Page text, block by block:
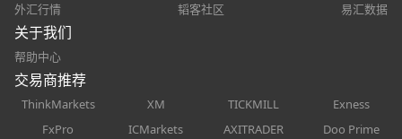
外汇行情 韬客社区 易汇数据
关于我们
帮助中心
交易商推荐
ThinkMarkets XM TICKMILL
Exness
FxPro
ICMarkets AXITRADER
Doo Prime